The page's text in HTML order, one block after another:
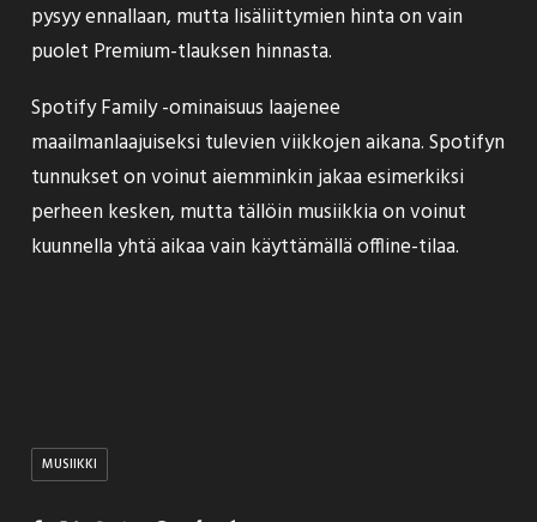
pysyy ennallaan, mutta lisäliittymien hinta on vain
puolet Premium-tlauksen hinnasta.
Spotify Family -ominaisuus laajenee
maailmanlaajuiseksi tulevien viikkojen aikana. Spotifyn
tunnukset on voinut aiemminkin jakaa esimerkiksi
perheen kesken, mutta tällöin musiikkia on voinut
kuunnella yhtä aikaa vain käyttämällä offline-tilaa.
MUSIIKKI